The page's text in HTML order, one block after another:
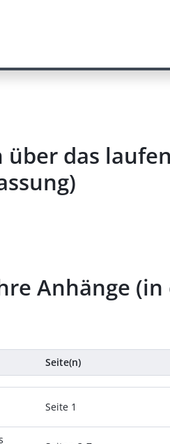
das
Anhänge (in
Seite(n)
Seite 1